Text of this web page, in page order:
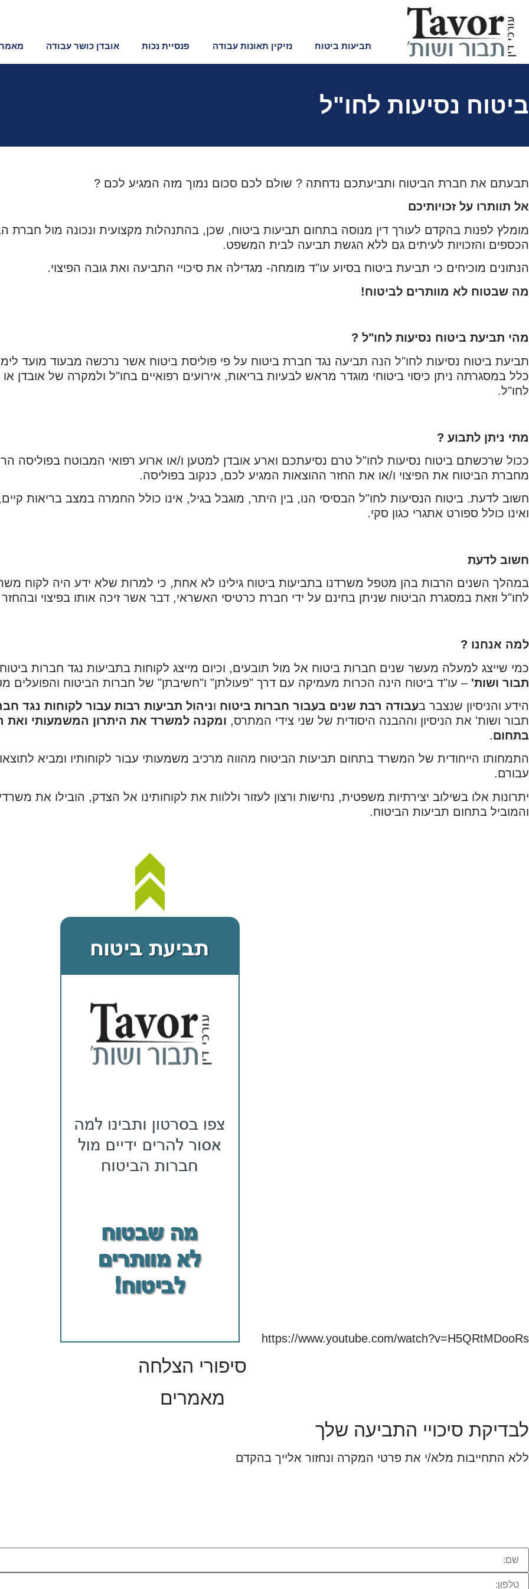
תביעות ביטוח נזיקין תאונות עבודה פנסיית נכות אובדן כושר עבודה
ביטוח נסיעות לחו"ל
תבעתם את חברת הביטוח ותביעתכם נדחתה ? שולם לכם סכום נמוך מזה המגיע לכם ?
אל תוותרו על זכויותיכם
מומלץ לפנות בהקדם לעורך דין מנוסה בתחום תביעות ביטוח, שכן, בהתנהלות מקצועית ונכונה מול חברת
הכספים והזכויות לעיתים גם ללא הגשת תביעה לבית המשפט.
הנתונים מוכיחים כי תביעת ביטוח בסיוע עו"ד מומחה- מגדילה את סיכויי התביעה ואת גובה הפיצוי.
מה שבטוח לא מוותרים לביטוח!
מהי תביעת ביטוח נסיעות לחו"ל ?
תביעת ביטוח נסיעות לחו"ל הנה תביעה נגד חברת ביטוח על פי פוליסת ביטוח אשר נרכשה מבעוד מועד
כלל במסגרתה ניתן כיסוי ביטוחי מוגדר מראש לבעיות בריאות, אירועים רפואיים בחו"ל ולמקרה של אובדן
לחו"ל.
מתי ניתן לתבוע ?
ככול שרכשתם ביטוח נסיעות לחו"ל טרם נסיעתכם וארע אובדן למטען ו/או ארוע רפואי המבוטח בפוליסה
מחברת הביטוח את הפיצוי ו/או את החזר ההוצאות המגיע לכם, כנקוב בפוליסה.
חשוב לדעת. ביטוח הנסיעות לחו"ל הבסיסי הנו, בין היתר, מוגבל בגיל, אינו כולל החמרה במצב בריאות קיים,
ואינו כולל ספורט אתגרי כגון סקי.
חשוב לדעת
במהלך השנים הרבות בהן מטפל משרדנו בתביעות ביטוח גילינו לא אחת, כי למרות שלא ידע היה לקוח
לחו"ל וזאת במסגרת הביטוח שניתן בחינם על ידי חברת כרטיסי האשראי, דבר אשר זיכה אותו בפיצוי ובהחזר
למה אנחנו ?
כמי שייצג למעלה מעשר שנים חברות ביטוח אל מול תובעים, וכיום מייצג לקוחות בתביעות נגד חברות
תבור ושות' – עו"ד ביטוח הינה הכרות מעמיקה עם דרך "פעולתן" ו"חשיבתן" של חברות הביטוח והפועלים
הידע והניסיון שנצבר בעבודה רבת שנים בעבור חברות ביטוח וניהול תביעות רבות עבור לקוחות נגד
תבור ושות' את הניסיון וההבנה היסודית של שני צידי המתרס, ומקנה למשרד את היתרון המשמעותי ואת
בתחום.
התמחותו הייחודית של המשרד בתחום תביעות הביטוח מהווה מרכיב משמעותי עבור לקוחותיו ומביא
עבורם.
יתרונות אלו בשילוב יצירתיות משפטית, נחישות ורצון לעזור וללוות את לקוחותינו אל הצדק, הובילו את
והמוביל בתחום תביעות הביטוח.
https://www.youtube.com/watch?v=H5QRtMDooRs
סיפורי הצלחה
מאמרים
לבדיקת סיכויי התביעה שלך
ללא התחייבות מלא/י את פרטי המקרה ונחזור אלייך בהקדם